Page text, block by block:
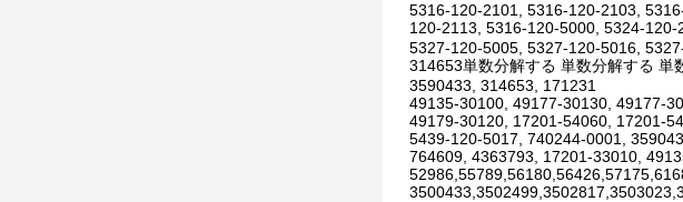
5316-120-2101, 5316-120-2103,
120-2113, 5316-120-5000, 5324-
5327-120-5005, 5327-120-5016,
314653単数分解する 単数分解する
3590433, 314653, 171231
49135-30100, 49177-30130, 49177-
49179-30120, 17201-54060, 17201-
5439-120-5017, 740244-0001,
764609, 4363793, 17201-33010,